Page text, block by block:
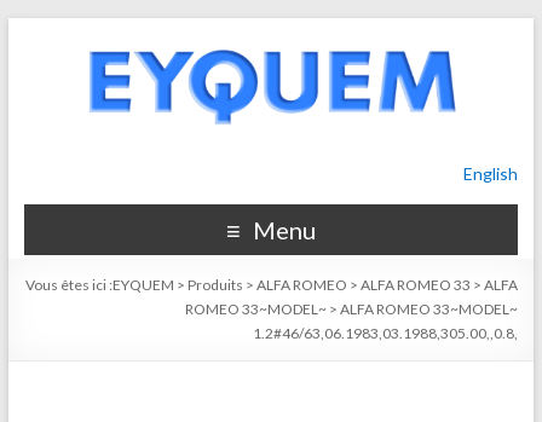
English
Menu
Vous êtes ici :EYQUEM > Produits >ALFA ROMEO >ALFA ROMEO 33 >ALFA
ROMEO 33~MODEL~ >ALFA ROMEO 33~MODEL~
1.2#46/63,06.1983,03.1988,305.00,,0.8,